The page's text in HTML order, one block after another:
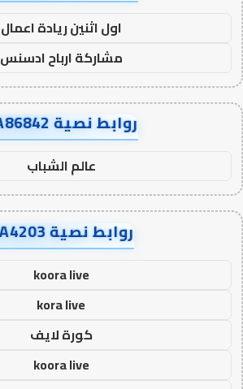
اول اثنين ريادة اعمال
مشاركة ارباح ادسنس
روابط نصية AA86842
عالم الشباب
روابط نصية AA4203
koora live
kora live
كورة لايف
koora live